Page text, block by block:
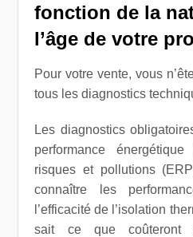
fonction de la
l’âge de votre
Pour votre vente, vous
tous les diagnostics
Les diagnostics
performance
risques et pollutions
connaître les
l’efficacité de l’isolation
sait ce que coûteront